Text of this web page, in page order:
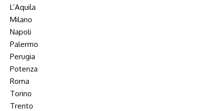
L’Aquila
Milano
Napoli
Palermo
Perugia
Potenza
Roma
Torino
Trento